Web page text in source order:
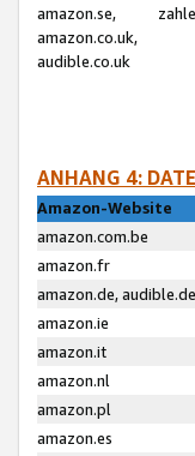
amazon.se,
amazon.co.uk,
audible.co.uk
ANHANG 4:
Amazon-Website
amazon.com.be
amazon.fr
amazon.de, audible.de
amazon.ie
amazon.it
amazon.nl
amazon.pl
amazon.es